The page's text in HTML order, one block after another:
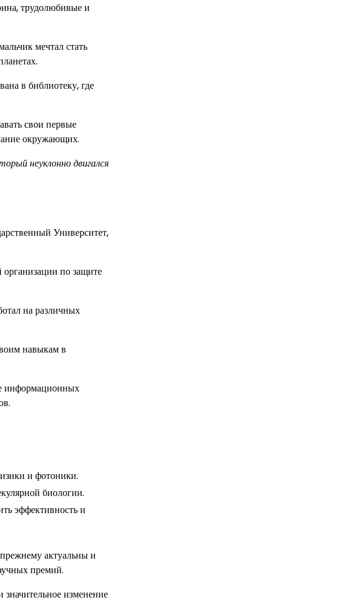
трудолюбивые и
мечтал стать
в библиотеку, где
свои первые
окружающих.
неуклонно двигался
Университет,
по защите
на различных
навыкам в
информационных
и фотоники.
биологии.
эффективность и
актуальны и
премий.
изменение